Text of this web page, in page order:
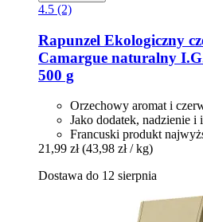
4.5 (2)
Rapunzel Ekologiczny
Camargue naturalny
500 g
Orzechowy aromat i
Jako dodatek, nadzienie i
Francuski produkt
21,99 zł (43,98 zł / kg)
Dostawa do 12 sierpnia